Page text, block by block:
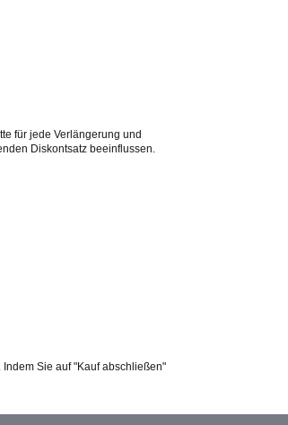
für jede Verlängerung und
Diskontsatz beeinflussen.
Sie auf "Kauf abschließen"